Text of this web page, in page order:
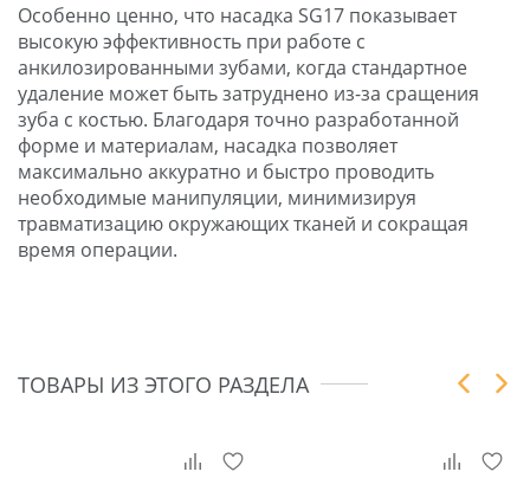
Особенно ценно, что насадка SG17 показывает
высокую эффективность при работе с
анкилозированными зубами, когда стандартное
удаление может быть затруднено из-за сращения
зуба с костью. Благодаря точно разработанной
форме и материалам, насадка позволяет
максимально аккуратно и быстро проводить
необходимые манипуляции, минимизируя
травматизацию окружающих тканей и сокращая
время операции.
ТОВАРЫ ИЗ ЭТОГО РАЗДЕЛА